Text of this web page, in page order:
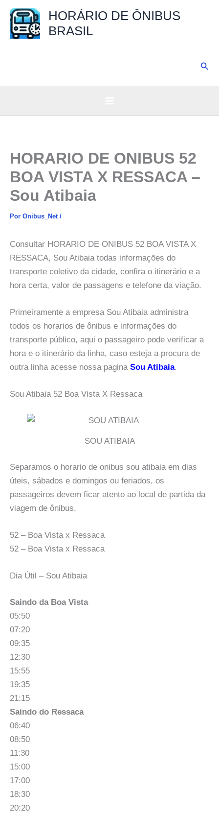
para
HORÁRIO DE ÔNIBUS
BRASIL
HORARIO DE ONIBUS 52
BOA VISTA X RESSACA –
Sou Atibaia
Por Onibus_Net /
Consultar HORARIO DE ONIBUS 52 BOA VISTA X
RESSACA, Sou Atibaia todas informações do
transporte coletivo da cidade, confira o itinerário e a
hora certa, valor de passagens e telefone da viação.
Primeiramente a empresa Sou Atibaia administra
todos os horarios de ônibus e informações do
transporte público, aqui o passageiro pode verificar a
hora e o itinerário da linha, caso esteja a procura de
outra linha acesse nossa pagina Sou Atibaia.
Sou Atibaia 52 Boa Vista X Ressaca
SOU ATIBAIA
Separamos o horario de onibus sou atibaia em dias
úteis, sábados e domingos ou feriados, os
passageiros devem ficar atento ao local de partida da
viagem de ônibus.
52 – Boa Vista x Ressaca
52 – Boa Vista x Ressaca
Dia Útil – Sou Atibaia
Saindo da Boa Vista
05:50
07:20
09:35
12:30
15:55
19:35
21:15
Saindo do Ressaca
06:40
08:50
11:30
15:00
17:00
18:30
20:20